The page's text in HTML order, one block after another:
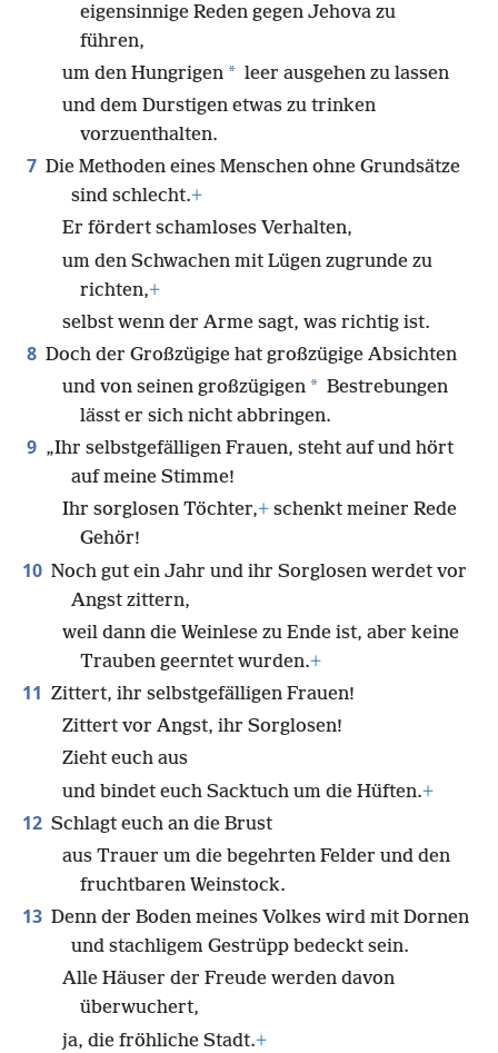
eigensinnige Reden gegen Jehova zu
führen,
um den Hungrigen * leer ausgehen zu lassen
und dem Durstigen etwas zu trinken
vorzuenthalten.
7 Die Methoden eines Menschen ohne Grundsätze
sind schlecht.+
Er fördert schamloses Verhalten,
um den Schwachen mit Lügen zugrunde zu
richten,+
selbst wenn der Arme sagt, was richtig ist.
8 Doch der Großzügige hat großzügige Absichten
und von seinen großzügigen * Bestrebungen
lässt er sich nicht abbringen.
9 „Ihr selbstgefälligen Frauen, steht auf und hört
auf meine Stimme!
Ihr sorglosen Töchter,+ schenkt meiner Rede
Gehör!
10 Noch gut ein Jahr und ihr Sorglosen werdet vor
Angst zittern,
weil dann die Weinlese zu Ende ist, aber keine
Trauben geerntet wurden.+
11 Zittert, ihr selbstgefälligen Frauen!
Zittert vor Angst, ihr Sorglosen!
Zieht euch aus
und bindet euch Sacktuch um die Hüften.+
12 Schlagt euch an die Brust
aus Trauer um die begehrten Felder und den
fruchtbaren Weinstock.
13 Denn der Boden meines Volkes wird mit Dornen
und stachligem Gestrüpp bedeckt sein.
Alle Häuser der Freude werden davon
überwuchert,
ja, die fröhliche Stadt.+